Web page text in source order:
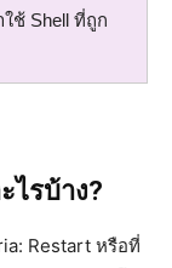
ช้ Shell ที่ถูก
ไรบ้าง?
Restart หรือที่